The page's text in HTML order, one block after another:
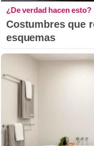
¿De verdad hacen esto?
Costumbres que
esquemas